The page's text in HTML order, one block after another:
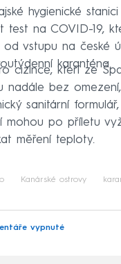
hygienické
test na COVID-19,
vstupu na české
karanténa.
cizince, kteří ze
nadále bez
sanitární
mohou po příletu
měření teploty.
Kanárské ostrovy
vypnuté